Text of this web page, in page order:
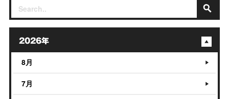
2026年
8月
7月